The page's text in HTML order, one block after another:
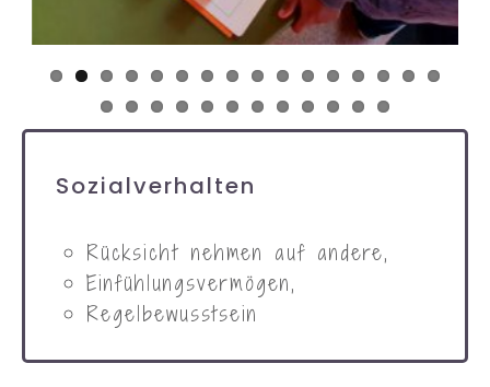
Sozialverhalten
Rücksicht nehmen auf andere,
Einfühlungsvermögen,
Regelbewusstsein